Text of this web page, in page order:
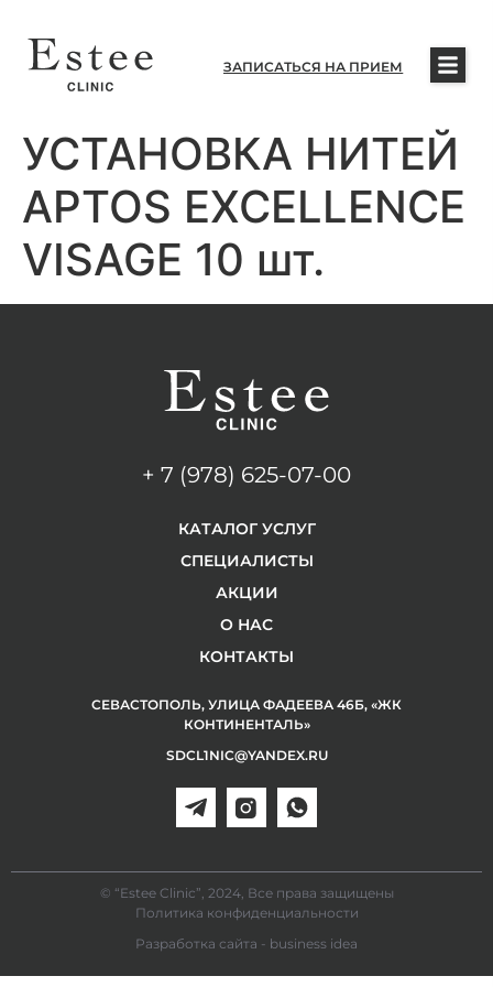
ЗАПИСАТЬСЯ НА ПРИЕМ
УСТАНОВКА НИТЕЙ
APTOS EXCELLENCE
VISAGE 10 шт.
КАТАЛОГ УСЛУГ
СПЕЦИАЛИСТЫ
АКЦИИ
О НАС
КОНТАКТЫ
+ 7 (978) 625-07-00
СЕВАСТОПОЛЬ, УЛИЦА ФАДЕЕВА 46Б, «ЖК
КОНТИНЕНТАЛЬ»
SDCL1NIC@YANDEX.RU
© “Estee Clinic”, 2024, Все права защищены
Политика конфиденциальности
Разработка сайта - business idea